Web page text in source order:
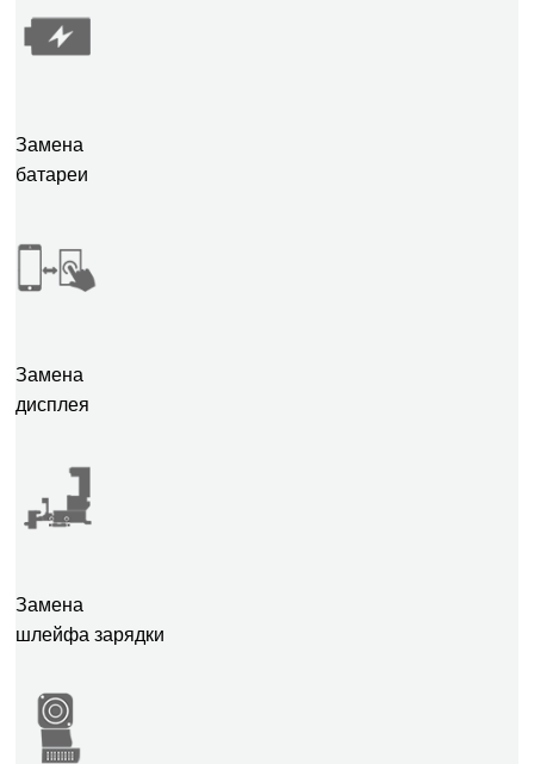
Замена
батареи
Замена
дисплея
Замена
шлейфа зарядки